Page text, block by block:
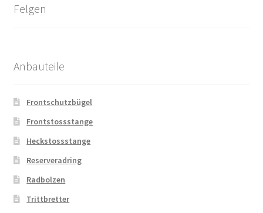
Felgen
Anbauteile
Frontschutzbügel
Frontstossstange
Heckstossstange
Reserveradring
Radbolzen
Trittbretter